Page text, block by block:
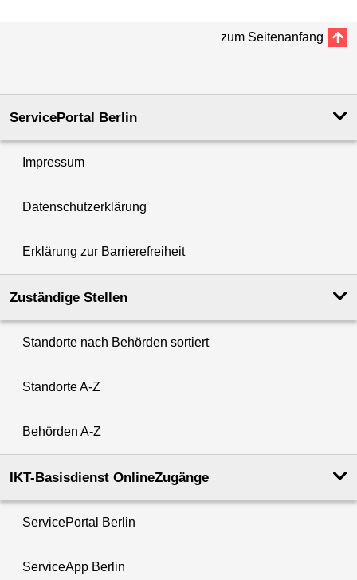
zum Seitenanfang
ServicePortal Berlin
Impressum
Datenschutzerklärung
Erklärung zur Barrierefreiheit
Zuständige Stellen
Standorte nach Behörden sortiert
Standorte A-Z
Behörden A-Z
IKT-Basisdienst OnlineZugänge
ServicePortal Berlin
ServiceApp Berlin